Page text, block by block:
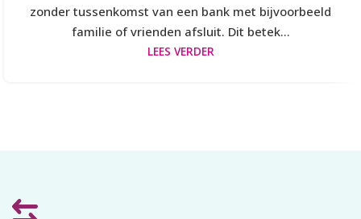
zonder tussenkomst van een bank met bijvoorbeeld
familie of vrienden afsluit. Dit betek...
LEES VERDER